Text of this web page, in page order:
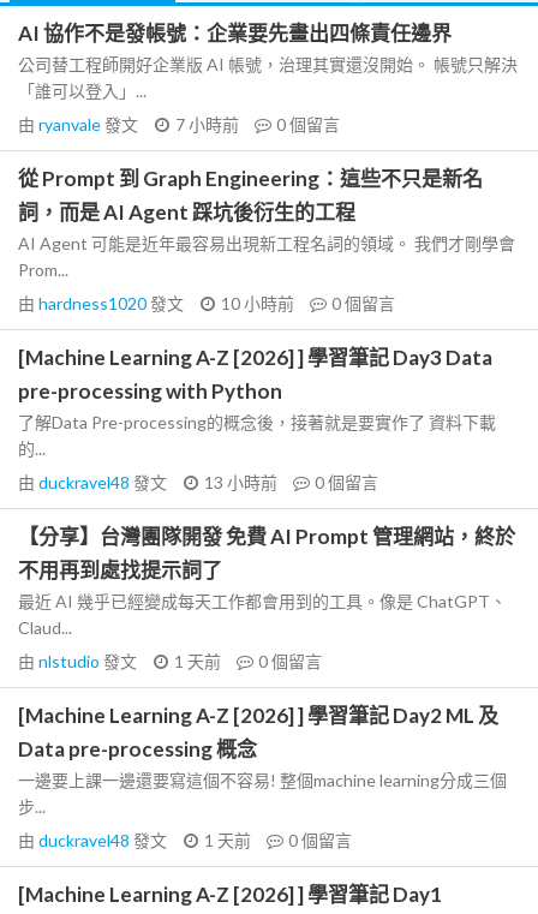
AI 協作不是發帳號：企業要先畫出四條責任邊界
公司替工程師開好企業版 AI 帳號，治理其實還沒開始。 帳號只解決
「誰可以登入」...
由 ryanvale發文 7 小時前 0個留言
從 Prompt 到 Graph Engineering：這些不只是新名
詞，而是 AI Agent 踩坑後衍生的工程
AI Agent 可能是近年最容易出現新工程名詞的領域。 我們才剛學會
Prom...
由 hardness1020發文 10 小時前 0個留言
[Machine Learning A-Z [2026] ] 學習筆記 Day3 Data
pre-processing with Python
了解Data Pre-processing的概念後，接著就是要實作了 資料下載
的...
由 duckravel48 發文 13 小時前 0個留言
【分享】台灣團隊開發 免費 AI Prompt 管理網站，終於
不用再到處找提示詞了
最近 AI 幾乎已經變成每天工作都會用到的工具。像是 ChatGPT、
Claud...
由 nlstudio 發文 1 天前 0個留言
[Machine Learning A-Z [2026] ] 學習筆記 Day2 ML 及
Data pre-processing 概念
一邊要上課一邊還要寫這個不容易! 整個machine learning分成三個
步...
由 duckravel48 發文 1 天前 0個留言
[Machine Learning A-Z [2026] ] 學習筆記 Day1